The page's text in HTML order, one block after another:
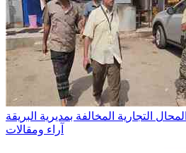
آراء ومقالات